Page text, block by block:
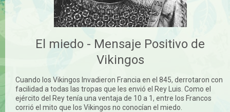
El miedo - Mensaje Positivo de
Vikingos
Cuando los Vikingos Invadieron Francia en el 845, derrotaron con
facilidad a todas las tropas que les envió el Rey Luis. Como el
ejército del Rey tenía una ventaja de 10 a 1, entre los Francos
corrió el mito que los Vikingos no conocían el miedo.